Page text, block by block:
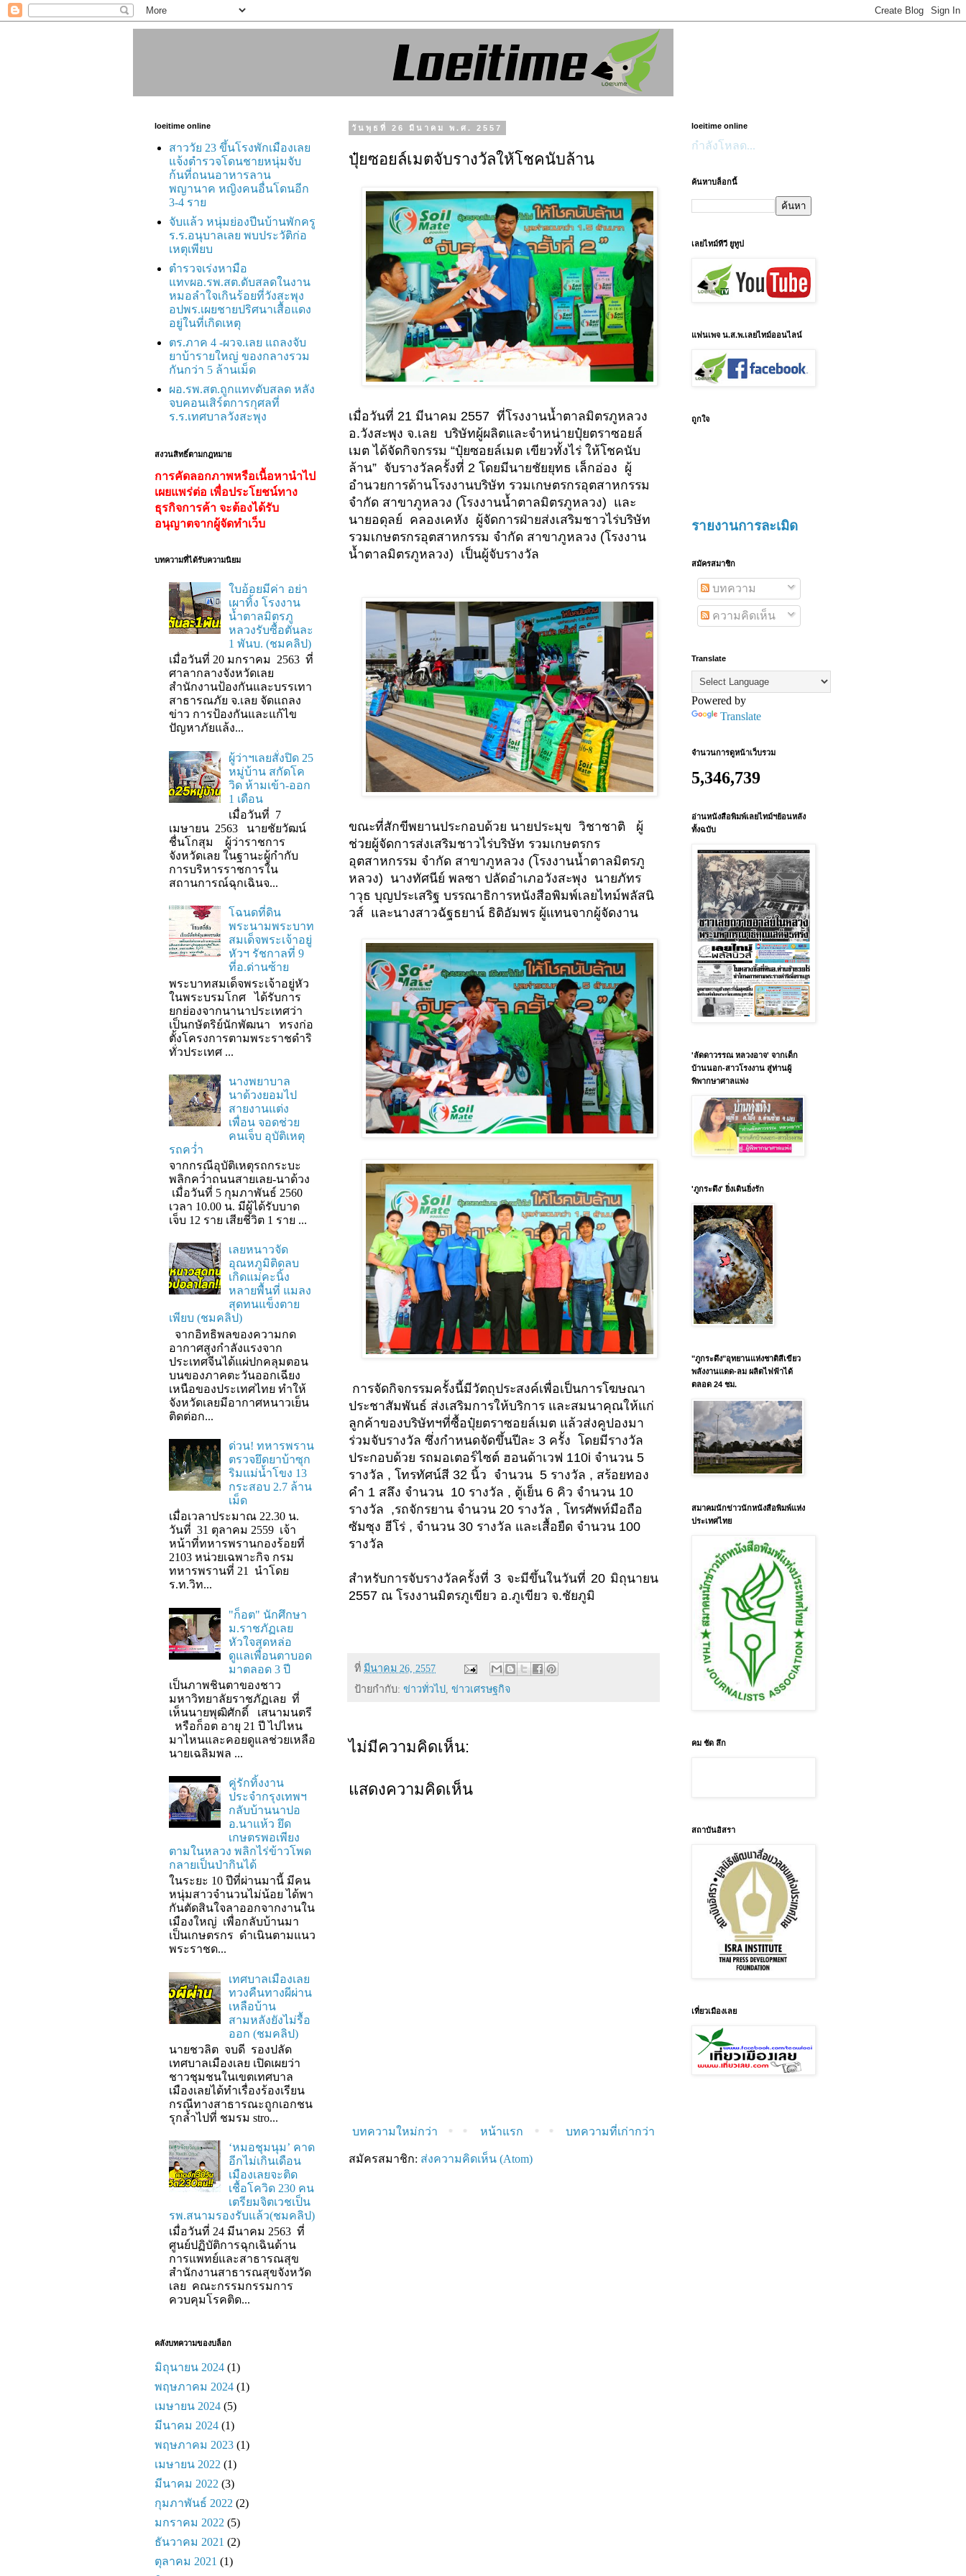
วันพุธที่ 26 มีนาคม พ.ศ. 2557
ปุ๋ยซอยล์เมตจับรางวัลให้โชคนับล้าน
เมื่อวันที่ 21 มีนาคม 2557 ที่โรงงานน้ำตาลมิตรภูหลวง
อ.วังสะพุง จ.เลย บริษัทผู้ผลิตและจำหน่ายปุ๋ยตราซอยล์
เมต ได้จัดกิจกรรม “ปุ๋ยซอยล์เมต เขียวทั้งไร่ ให้โชคนับ
ล้าน” จับรางวัลครั้งที่ 2 โดยมีนายชัยยุทธ เล็กอ่อง ผู้
อำนวยการด้านโรงงานบริษัท รวมเกษตรกรอุตสาหกรรม
จำกัด สาขาภูหลวง (โรงงานน้ำตาลมิตรภูหลวง) และ
นายอดุลย์ คลองเคหัง ผู้จัดการฝ่ายส่งเสริมชาวไร่บริษัท
รวมเกษตรกรอุตสาหกรรม จำกัด สาขาภูหลวง (โรงงาน
น้ำตาลมิตรภูหลวง) เป็นผู้จับรางวัล
ขณะที่สักขีพยานประกอบด้วย นายประมุข วิชาชาติ
ผู้
ช่วยผู้จัดการส่งเสริมชาวไร่บริษัท รวมเกษตรกร
อุตสาหกรรม จำกัด สาขาภูหลวง (โรงงานน้ำตาลมิตรภู
หลวง) นางทัศนีย์ พลซา ปลัดอำเภอวังสะพุง นายภัทร
าวุธ บุญประเสริฐ บรรณาธิการหนังสือพิมพ์เลยไทม์พลัสนิ
วส์ และนางสาวฉัฐธยาน์ ธิติอัมพร ผู้แทนจากผู้จัดงาน
การจัดกิจกรรมครั้งนี้มีวัตถุประสงค์เพื่อเป็นการโฆษณา
ประชาสัมพันธ์ ส่งเสริมการให้บริการ และสมนาคุณให้แก่
ลูกค้าของบริษัทฯที่ซื้อปุ๋ยตราซอยล์เมต แล้วส่งคูปองมา
ร่วมจับรางวัล ซึ่งกำหนดจัดขึ้นปีละ 3 ครั้ง โดยมีรางวัล
ประกอบด้วย รถมอเตอร์ไซต์ ฮอนด้าเวฟ 110i จำนวน 5
รางวัล , โทรทัศน์สี 32 นิ้ว จำนวน 5 รางวัล , สร้อยทอง
คำ 1 สลึง จำนวน 10 รางวัล , ตู้เย็น 6 คิว จำนวน 10
รางวัล ,รถจักรยาน จำนวน 20 รางวัล , โทรศัพท์มือถือ
ซัมซุง ฮีโร่ , จำนวน 30 รางวัล และเสื้อยืด จำนวน 100
รางวัล
สำหรับการจับรางวัลครั้งที่ 3 จะมีขึ้นในวันที่ 20 มิถุนายน
2557 ณ โรงงานมิตรภูเขียว อ.ภูเขียว จ.ชัยภูมิ
ที่ มีนาคม 26, 2557
ป้ายกำกับ: ข่าวทั่วไป, ข่าวเศรษฐกิจ
ไม่มีความคิดเห็น:
แสดงความคิดเห็น
บทความใหม่กว่า บทความที่เก่ากว่า
หน้าแรก
สมัครสมาชิก: ส่งความคิดเห็น (Atom)
loeitime online
สาววัย 23 ขึ้นโรงพักเมืองเลย
แจ้งตำรวจโดนชายหนุ่มจับ
ก้นที่ถนนอาหารลาน
พญานาค หญิงคนอื่นโดนอีก
3-4 ราย
จับแล้ว หนุ่มย่องปีนบ้านพักครู
ร.ร.อนุบาลเลย พบประวัติก่อ
เหตุเพียบ
ตำรวจเร่งหามือ
แทvผอ.รพ.สต.ดับสลดในงาน
หมอลำใจเกินร้อยที่วังสะพุง
อปพร.เผยชายปริศนาเสื้อแดง
อยู่ในที่เกิดเหตุ
ตร.ภาค 4 -ผวจ.เลย แถลงจับ
ยาบ้ารายใหญ่ ของกลางรวม
กันกว่า 5 ล้านเม็ด
ผอ.รพ.สต.ถูกแทvดับสลด หลัง
จบคอนเสิร์ตการกุศลที่
ร.ร.เทศบาลวังสะพุง
สงวนสิทธิ์ตามกฎหมาย
การคัดลอกภาพหรือเนื้อหานำไป
เผยแพร่ต่อ เพื่อประโยชน์ทาง
ธุรกิจการค้า จะต้องได้รับ
อนุญาตจากผู้จัดทำเว็บ
บทความที่ได้รับความนิยม
ใบอ้อยมีค่า อย่า
เผาทิ้ง โรงงาน
น้ำตาลมิตรภู
หลวงรับซื้อตันละ
1 พันบ. (ชมคลิป)
เมื่อวันที่ 20 มกราคม 2563 ที่
ศาลากลางจังหวัดเลย
สำนักงานป้องกันและบรรเทา
สาธารณภัย จ.เลย จัดแถลง
ข่าว การป้องกันและแก้ไข
ปัญหาภัยแล้ง...
ผู้ว่าฯเลยสั่งปิด 25
หมู่บ้าน สกัดโค
วิด ห้ามเข้า-ออก
1 เดือน
เมื่อวันที่ 7
เมษายน 2563 นายชัยวัฒน์
ชื่นโกสุม ผู้ว่าราชการ
จังหวัดเลย ในฐานะผู้กํากับ
การบริหารราชการใน
สถานการณ์ฉุกเฉินจ...
โฉนดที่ดิน
พระนามพระบาท
สมเด็จพระเจ้าอยู่
หัวฯ รัชกาลที่ 9
ที่อ.ด่านซ้าย
พระบาทสมเด็จพระเจ้าอยู่หัว
ในพระบรมโกศ ได้รับการ
ยกย่องจากนานาประเทศว่า
เป็นกษัตริย์นักพัฒนา ทรงก่อ
ตั้งโครงการตามพระราชดำริ
ทั่วประเทศ ...
นางพยาบาล
นาด้วงยอมไป
สายงานแต่ง
เพื่อน จอดช่วย
คนเจ็บ อุบัติเหตุ
รถคว่ำ
จากกรณีอุบัติเหตุรถกระบะ
พลิกคว่ำถนนสายเลย-นาด้วง
เมื่อวันที่ 5 กุมภาพันธ์ 2560
เวลา 10.00 น. มีผู้ได้รับบาด
เจ็บ 12 ราย เสียชีวิต 1 ราย ...
เลยหนาวจัด
อุณหภูมิติดลบ
เกิดแม่คะนิ้ง
หลายพื้นที่ แมลง
สุดทนแข็งตาย
เพียบ (ชมคลิป)
จากอิทธิพลของความกด
อากาศสูงกำลังแรงจาก
ประเทศจีนได้แผ่ปกคลุมตอน
บนของภาคตะวันออกเฉียง
เหนือของประเทศไทย ทำให้
จังหวัดเลยมีอากาศหนาวเย็น
ติดต่อก...
ด่วน! ทหารพราน
ตรวจยึดยาบ้าซุก
ริมแม่น้ำโขง 13
กระสอบ 2.7 ล้าน
เม็ด
เมื่อเวลาประมาณ 22.30 น.
วันที่ 31 ตุลาคม 2559 เจ้า
หน้าที่ทหารพรานกองร้อยที่
2103 หน่วยเฉพาะกิจ กรม
ทหารพรานที่ 21 นำโดย
ร.ท.วิท...
"ก็อต" นักศึกษา
ม.ราชภัฏเลย
หัวใจสุดหล่อ
ดูแลเพื่อนตาบอด
มาตลอด 3 ปี
เป็นภาพชินตาของชาว
มหาวิทยาลัยราชภัฏเลย ที่
เห็นนายพุฒิศักดิ์ เสนามนตรี
หรือก็อต อายุ 21 ปี ไปไหน
มาไหนและคอยดูแลช่วยเหลือ
นายเฉลิมพล ...
คู่รักทิ้งงาน
ประจำกรุงเทพฯ
กลับบ้านนาปอ
อ.นาแห้ว ยึด
เกษตรพอเพียง
ตามในหลวง พลิกไร่ข้าวโพด
กลายเป็นป่ากินได้
ในระยะ 10 ปีที่ผ่านมานี้ มีคน
หนุ่มสาวจำนวนไม่น้อย ได้พา
กันตัดสินใจลาออกจากงานใน
เมืองใหญ่ เพื่อกลับบ้านมา
เป็นเกษตรกร ดำเนินตามแนว
พระราชด...
เทศบาลเมืองเลย
ทวงคืนทางผีผ่าน
เหลือบ้าน
สามหลังยังไม่รื้อ
ออก (ชมคลิป)
นายชวลิต จบดี รองปลัด
เทศบาลเมืองเลย เปิดเผยว่า
ชาวชุมชนในเขตเทศบาล
เมืองเลยได้ทำเรื่องร้องเรียน
กรณีทางสาธารณะถูกเอกชน
รุกล้ำไปที่ ชมรม stro...
‘หมอชุมนุม’ คาด
อีกไม่เกินเดือน
เมืองเลยจะติด
เชื้อโควิด 230 คน
เตรียมจิตเวชเป็น
รพ.สนามรองรับแล้ว(ชมคลิป)
เมื่อวันที่ 24 มีนาคม 2563 ที่
ศูนย์ปฏิบัติการฉุกเฉินด้าน
การแพทย์และสาธารณสุข
สำนักงานสาธารณสุขจังหวัด
เลย คณะกรรมกรรมการ
ควบคุมโรคติด...
คลังบทความของบล็อก
มิถุนายน 2024 (1)
พฤษภาคม 2024 (1)
เมษายน 2024 (5)
มีนาคม 2024 (1)
พฤษภาคม 2023 (1)
เมษายน 2022 (1)
มีนาคม 2022 (3)
กุมภาพันธ์ 2022 (2)
มกราคม 2022 (5)
ธันวาคม 2021 (2)
ตุลาคม 2021 (1)
loeitime online
กำลังโหลด...
ค้นหาบล็อกนี้
เลยไทม์ทีวี ยูทูป
แฟนเพจ น.ส.พ.เลยไทม์ออนไลน์
ถูกใจ
รายงานการละเมิด
สมัครสมาชิก
บทความ
ความคิดเห็น
Translate
Powered by
Translate
จำนวนการดูหน้าเว็บรวม
5,346,739
อ่านหนังสือพิมพ์เลยไทม์ฯย้อนหลัง
ทั้งฉบับ
'ลัดดาวรรณ หลวงอาจ' จากเด็ก
บ้านนอก-สาวโรงงาน สู่ท่านผู้
พิพากษาศาลแพ่ง
'ภูกระดึง' ยิ่งเดินยิ่งรัก
"ภูกระดึง"อุทยานแห่งชาติสีเขียว
พลังงานแดด-ลม ผลิตไฟฟ้าได้
ตลอด 24 ชม.
สมาคมนักข่าวนักหนังสือพิมพ์แห่ง
ประเทศไทย
คม ชัด ลึก
สถาบันอิสรา
เที่ยวเมืองเลย